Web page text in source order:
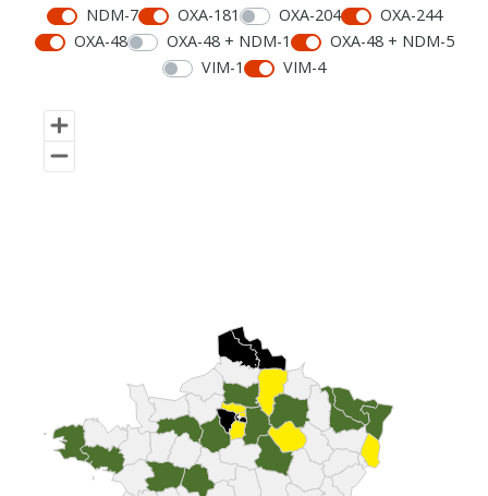
NDM-7
OXA-181 OXA-204
OXA-244
OXA-48
OXA-48 + NDM-1
OXA-48 + NDM-5
VIM-1
VIM-4